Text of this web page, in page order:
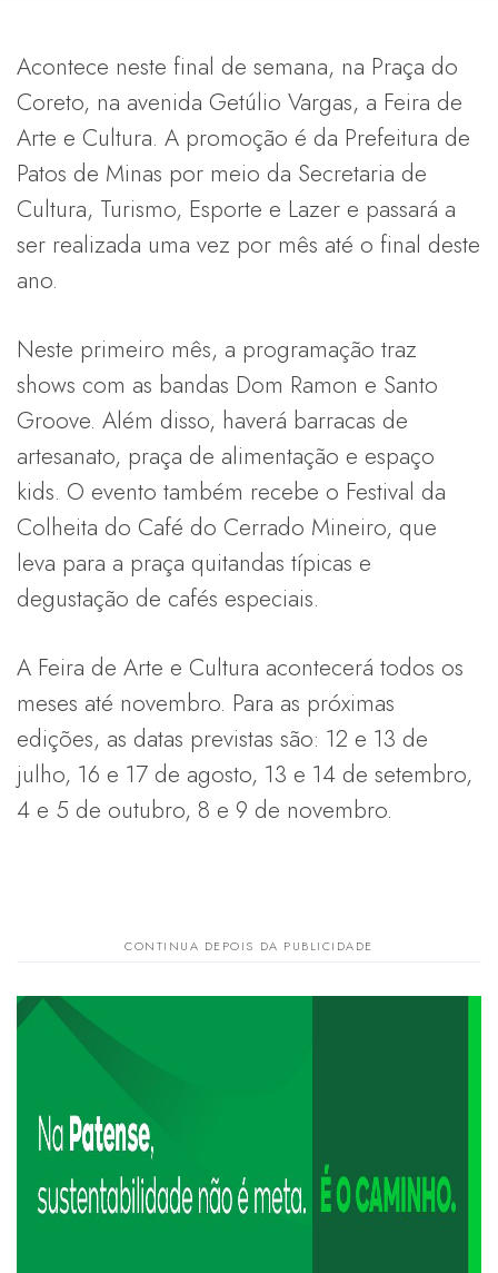
Acontece neste final de semana, na Praça do
Coreto, na avenida Getúlio Vargas, a Feira de
Arte e Cultura. A promoção é da Prefeitura de
Patos de Minas por meio da Secretaria de
Cultura, Turismo, Esporte e Lazer e passará a
ser realizada uma vez por mês até o final deste
ano.
Neste primeiro mês, a programação traz
shows com as bandas Dom Ramon e Santo
Groove. Além disso, haverá barracas de
artesanato, praça de alimentação e espaço
kids. O evento também recebe o Festival da
Colheita do Café do Cerrado Mineiro, que
leva para a praça quitandas típicas e
degustação de cafés especiais.
A Feira de Arte e Cultura acontecerá todos os
meses até novembro. Para as próximas
edições, as datas previstas são: 12 e 13 de
julho, 16 e 17 de agosto, 13 e 14 de setembro,
4 e 5 de outubro, 8 e 9 de novembro.